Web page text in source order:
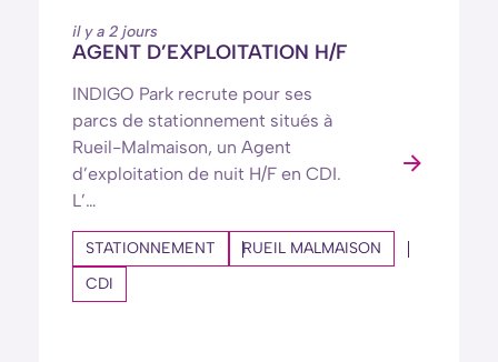
AGENT D’EXPLOITATION H/F
INDIGO Park recrute pour ses
parcs de stationnement situés à
Rueil-Malmaison, un Agent
d’exploitation de nuit H/F en CDI.
L’…
STATIONNEMENT
RUEIL MALMAISON
CDI
il y a 2 jours